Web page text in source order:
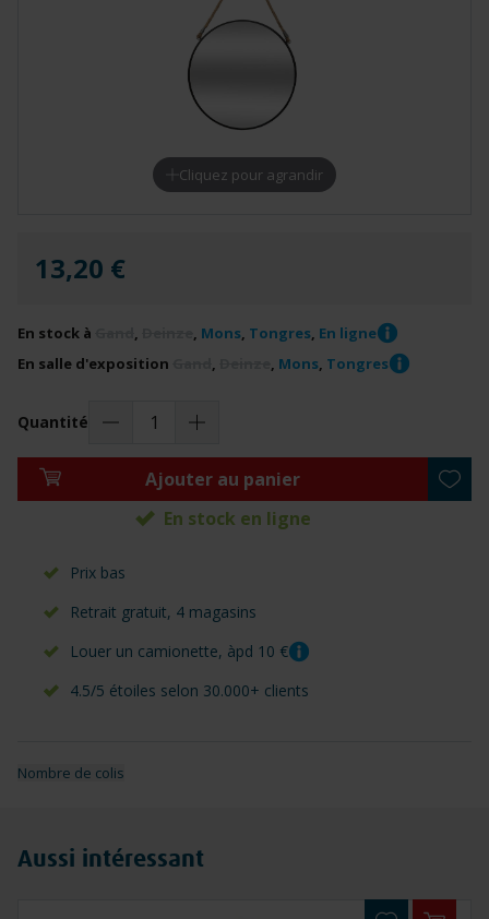
Cliquez pour agrandir
13,20 €
En stock à Mons Tongres En ligne
En salle d'exposition
Mons Tongres
Quantité
Ajouter au panier
En stock en ligne
Prix bas
Retrait gratuit, 4 magasins
Louer un camionette, àpd 10 €
4.5/5 étoiles selon 30.000+ clients
Nombre de colis
Aussi intéressant